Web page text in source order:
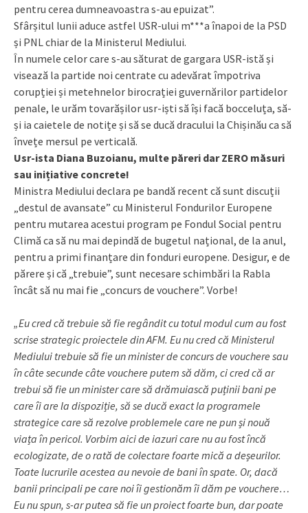
pentru cerea dumneavoastra s-au epuizat”.
Sfârșitul lunii aduce astfel USR-ului m***a înapoi de la PSD
și PNL chiar de la Ministerul Mediului.
În numele celor care s-au săturat de gargara USR-istă și
visează la partide noi centrate cu adevărat împotriva
corupției și metehnelor birocrației guvernărilor partidelor
penale, le urăm tovarășilor usr-iști să își facă bocceluța, să-
și ia caietele de notițe și să se ducă dracului la Chișinău ca să
învețe mersul pe verticală.
Usr-ista Diana Buzoianu, multe păreri dar ZERO măsuri
sau inițiative concrete!
Ministra Mediului declara pe bandă recent că sunt discuții
„destul de avansate” cu Ministerul Fondurilor Europene
pentru mutarea acestui program pe Fondul Social pentru
Climă ca să nu mai depindă de bugetul național, de la anul,
pentru a primi finanțare din fonduri europene. Desigur, e de
părere și că „trebuie”, sunt necesare schimbări la Rabla
încât să nu mai fie „concurs de vouchere”. Vorbe!
„Eu cred că trebuie să fie regândit cu totul modul cum au fost
scrise strategic proiectele din AFM. Eu nu cred că Ministerul
Mediului trebuie să fie un minister de concurs de vouchere sau
în câte secunde câte vouchere putem să dăm, ci cred că ar
trebui să fie un minister care să drămuiască puținii bani pe
care îi are la dispoziție, să se ducă exact la programele
strategice care să rezolve problemele care ne pun și nouă
viața în pericol. Vorbim aici de iazuri care nu au fost încă
ecologizate, de o rată de colectare foarte mică a deșeurilor.
Toate lucrurile acestea au nevoie de bani în spate. Or, dacă
banii principali pe care noi îi gestionăm îi dăm pe vouchere…
Eu nu spun, s-ar putea să fie un proiect foarte bun, dar poate